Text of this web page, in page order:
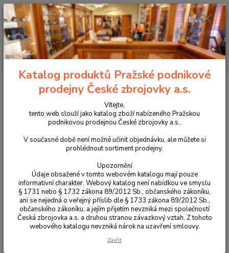
Menu
Hledat
+420 225 375 800
Pouzdra, kufry na zbraně a batohy Látková pouzdra
skryté nošení zbraní
Etue pro skryté nošení zbraní
Upřesnit parametry
Nejnovější Nejlevnější Nejdražší
Zobrazuji 1-11 z 11
strana z 1
Katalog produktů Pražské podnikové
prodejny České zbrojovky a.s.
Vítejte,
tento web slouží jako katalog zboží nabízeného Pražskou
podnikovou prodejnou České zbrojovky a.s..
V současné době není možné učinit objednávku, ale můžete si
prohlédnout sortiment prodejny.
Upozornění
Údaje obsažené v tomto webovém katalogu mají pouze
informativní charakter. Webový katalog není nabídkou ve smyslu
§ 1731 nebo § 1732 zákona 89/2012 Sb., občanského zákoníku,
ani se nejedná o veřejný příslib dle § 1733 zákona 89/2012 Sb.,
občanského zákoníku, a jejím přijetím nevzniká mezi společností
Česká zbrojovka a.s. a druhou stranou závazkový vztah. Z tohoto
webového katalogu nevzniká nárok na uzavření smlouvy.
Zavřít